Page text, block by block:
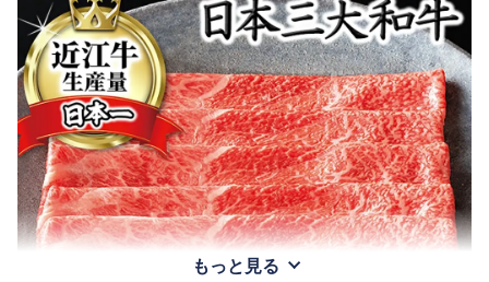
もっと見る